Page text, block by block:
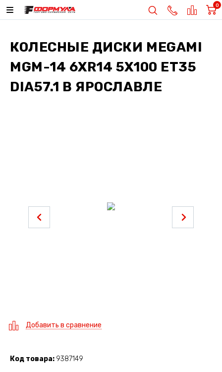
0
КОЛЕСНЫЕ ДИСКИ MEGAMI
MGM-14 6XR14 5X100 ET35
DIA57.1 В ЯРОСЛАВЛЕ
Добавить в сравнение
Код товара 9387149